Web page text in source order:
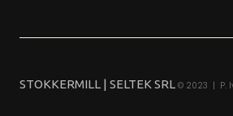
STOKKERMILL | SELTEK SRL © 2023 | P.